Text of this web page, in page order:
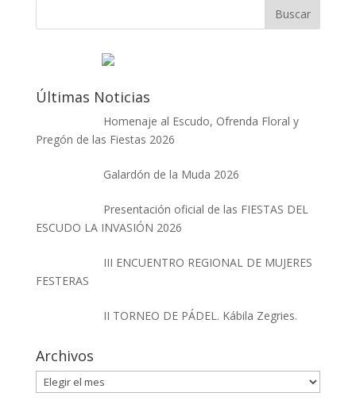
Últimas Noticias
Homenaje al Escudo, Ofrenda Floral y
Pregón de las Fiestas 2026
Galardón de la Muda 2026
Presentación oficial de las FIESTAS DEL
ESCUDO LA INVASIÓN 2026
III ENCUENTRO REGIONAL DE MUJERES
FESTERAS
II TORNEO DE PÁDEL. Kábila Zegries.
Archivos
Archivos